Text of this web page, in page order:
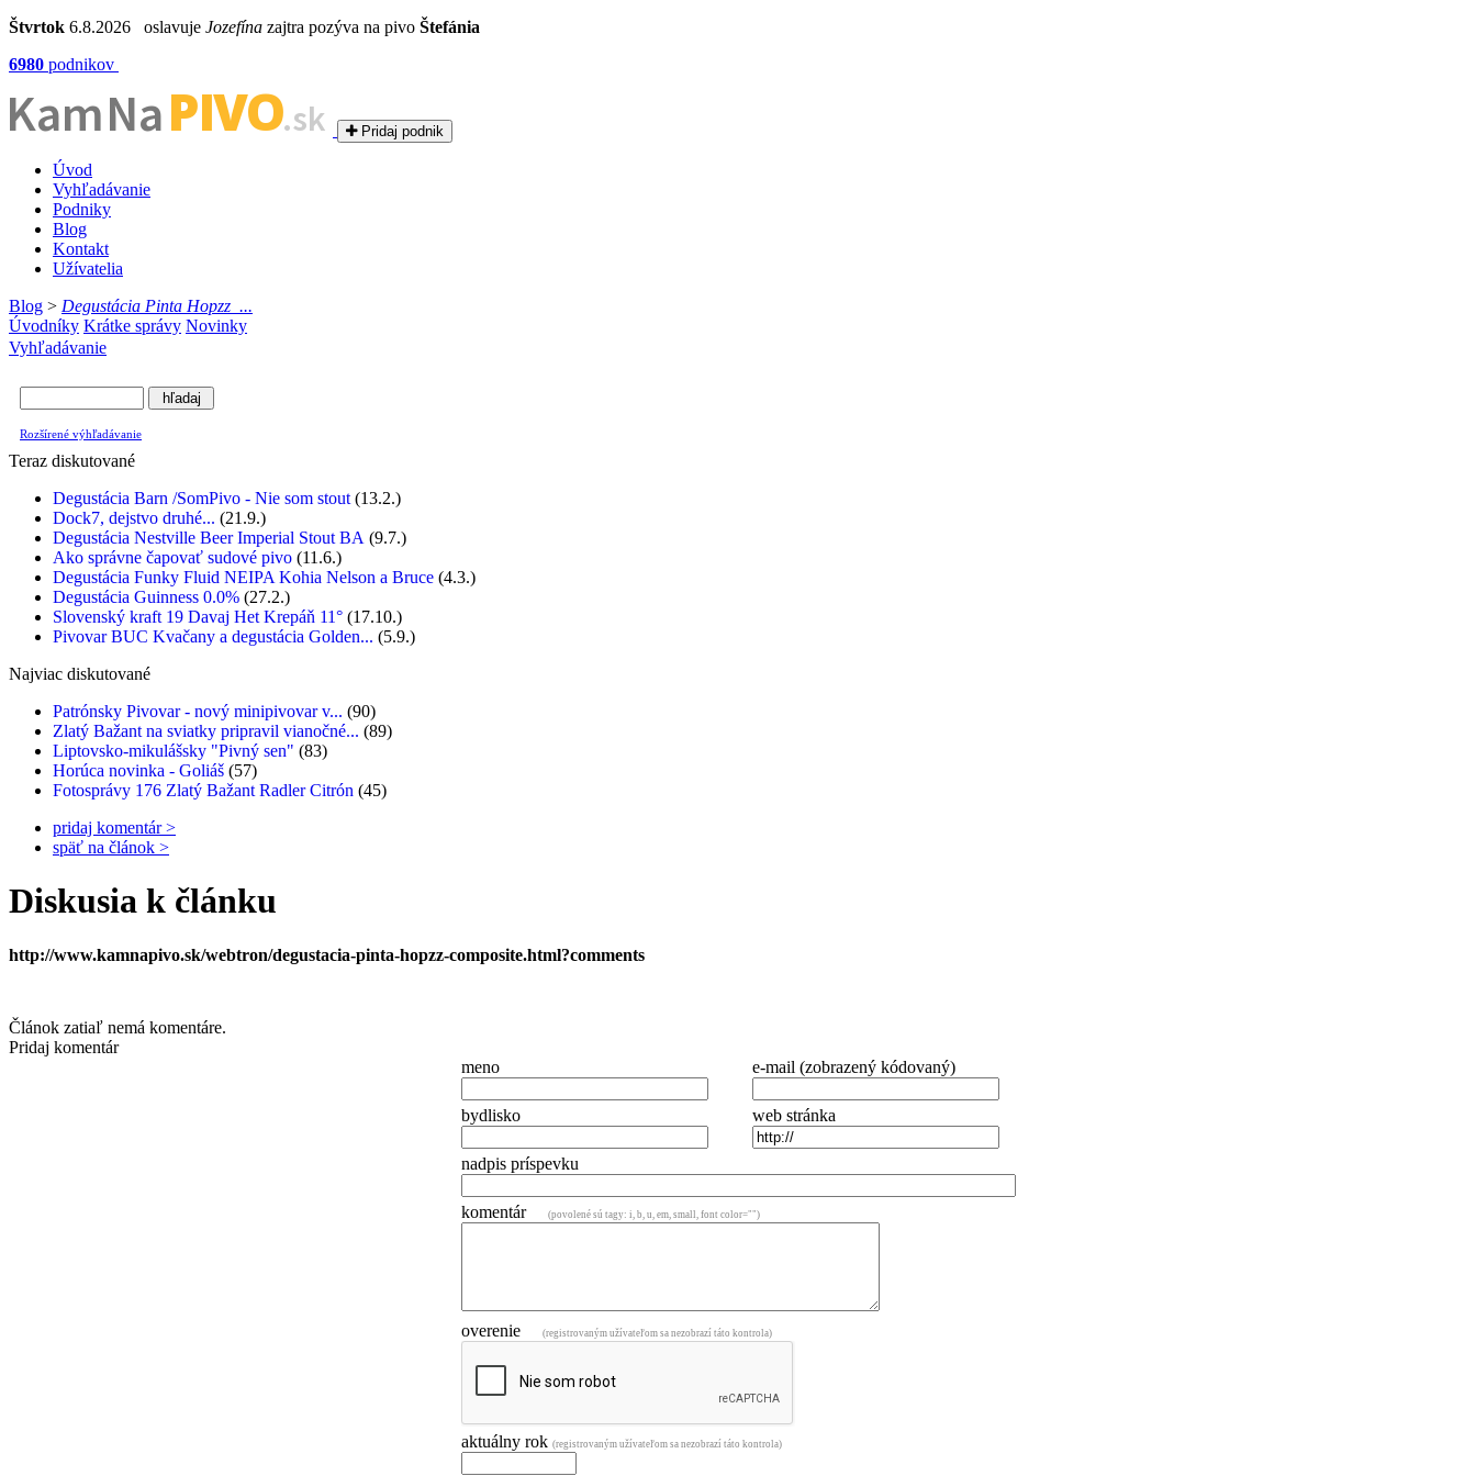
Štvrtok 6.8.2026 oslavuje Jozefína zajtra pozýva na pivo Štefánia
6980 podnikov
Kam NaPIVO.sk Pridaj podnik
Úvod
Vyhľadávanie
Podniky
Blog
Kontakt
Užívatelia
Blog > Degustácia Pinta Hopzz_...
Úvodníky Krátke správy Novinky
Vyhľadávanie
Rozšírené výhľadávanie
Teraz diskutované
Degustácia Barn /SomPivo - Nie som stout (13.2.)
Dock7, dejstvo druhé... (21.9.)
Degustácia Nestville Beer Imperial Stout BA (9.7.)
Ako správne čapovať sudové pivo (11.6.)
Degustácia Funky Fluid NEIPA Kohia Nelson a Bruce (4.3.)
Degustácia Guinness 0.0% (27.2.)
Slovenský kraft 19 Davaj Het Krepáň 11° (17.10.)
Pivovar BUC Kvačany a degustácia Golden... (5.9.)
Najviac diskutované
Patrónsky Pivovar - nový minipivovar v... (90)
Zlatý Bažant na sviatky pripravil vianočné... (89)
Liptovsko-mikulášsky "Pivný sen" (83)
Horúca novinka - Goliáš (57)
Fotosprávy 176 Zlatý Bažant Radler Citrón (45)
pridaj komentár >
späť na článok >
Diskusia k článku
http://www.kamnapivo.sk/webtron/degustacia-pinta-hopzz-composite.html?comments
Článok zatiaľ nemá komentáre.
Pridaj komentár
meno
bydlisko
e-mail (zobrazený kódovaný)
web stránka
nadpis príspevku
komentár (povolené sú tagy: i, b, u, em, small, font color="")
overenie (registrovaným užívateľom sa nezobrazí táto kontrola)
aktuálny rok (registrovaným užívateľom sa nezobrazí táto kontrola)